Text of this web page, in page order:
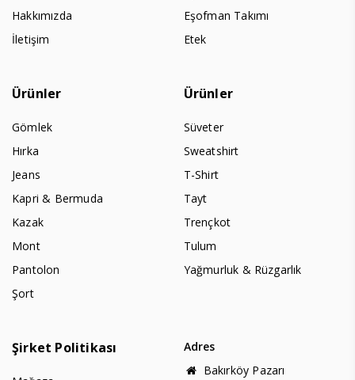
Hakkımızda
İletişim
Eşofman Takımı
Etek
Ürünler
Gömlek
Hırka
Jeans
Kapri & Bermuda
Kazak
Mont
Pantolon
Şort
Ürünler
Süveter
Sweatshirt
T-Shirt
Tayt
Trençkot
Tulum
Yağmurluk & Rüzgarlık
Şirket Politikası
Adres
Bakırköy Pazarı